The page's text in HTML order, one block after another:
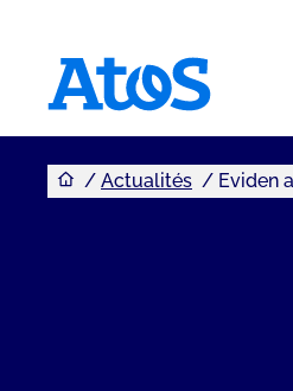
Vous êtes ici
Actualités Eviden